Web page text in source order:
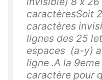
caractèresSoit
caractères
lignes des 25
espaces (a-y)
ligne .A la
caractère pour